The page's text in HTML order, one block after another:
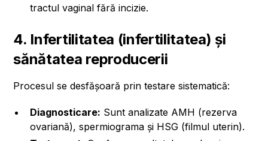
tractul vaginal fără incizie.
4. Infertilitatea (infertilitatea) și
sănătatea reproducerii
Procesul se desfășoară prin testare sistematică:
Diagnosticare: Sunt analizate AMH (rezerva
ovariană), spermiograma și HSG (filmul uterin).